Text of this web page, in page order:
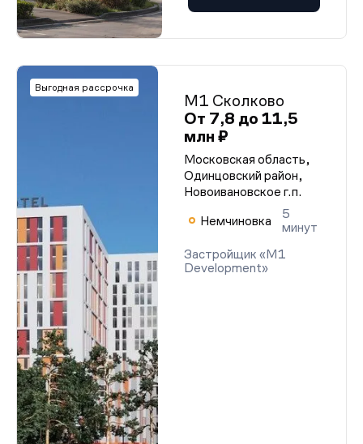
Выгодная рассрочка
М1 Сколково
От 7,8 до 11,5
млн ₽
Московская область,
Одинцовский район,
Новоивановское г.п.
Немчиновка
5
минут
Застройщик «M1
Development»